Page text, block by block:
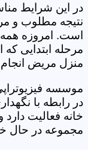
در این شرایط
نتیجه مطلوب و
است. امروزه
مرحله ابتدایی
منزل مریض
موسسه
در رابطه با
خانه فعالیت
مجموعه در حال